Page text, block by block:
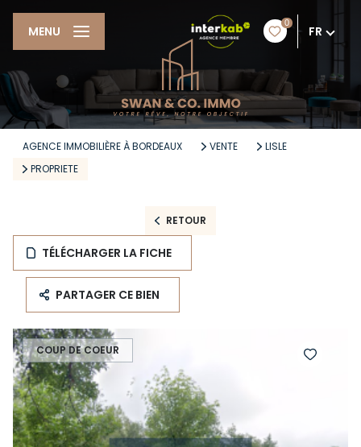
0
FR
MENU
AGENCE IMMOBILIÈRE À BORDEAUX VENTE
LISLE
PROPRIETE
RETOUR
TÉLÉCHARGER LA FICHE
PARTAGER CE BIEN
COUP DE COEUR